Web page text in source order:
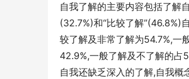
自我了解的主要内容包括了解
(32.7%)和“比较了解”(46.8%)
较了解及非常了解为54.7%,一
42.9%,一般了解及不了解的占
自我还缺乏深入的了解,自我